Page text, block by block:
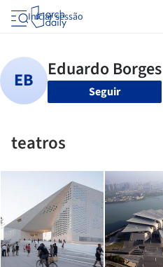
Iniciar sessão
Seguir
teatros